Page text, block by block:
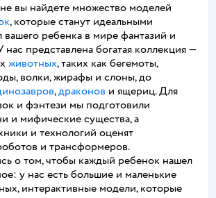
вы найдете множество моделей
, которые станут идеальными
вашего ребенка в мире фантазий и
представлена богатая коллекция —
животных, таких как бегемоты,
волки, жирафы и слоны, до
,драконов и ящериц. Для
и фэнтези мы подготовили
и мифические существа, а
и технологий оценят
и трансформеров.
о том, чтобы каждый ребенок нашел
у нас есть большие и маленькие
интерактивные модели, которые